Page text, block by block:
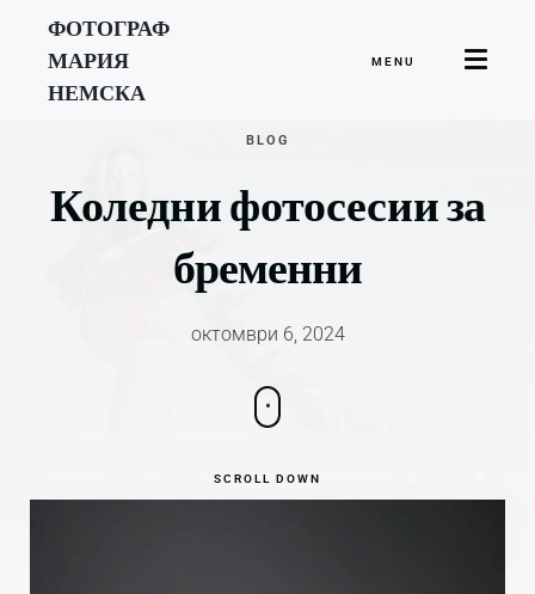
ФОТОГРАФ
МАРИЯ
НЕМСКА
MENU
BLOG
Коледни фотосесииза
бременни
октомври 6, 2024
SCROLL DOWN